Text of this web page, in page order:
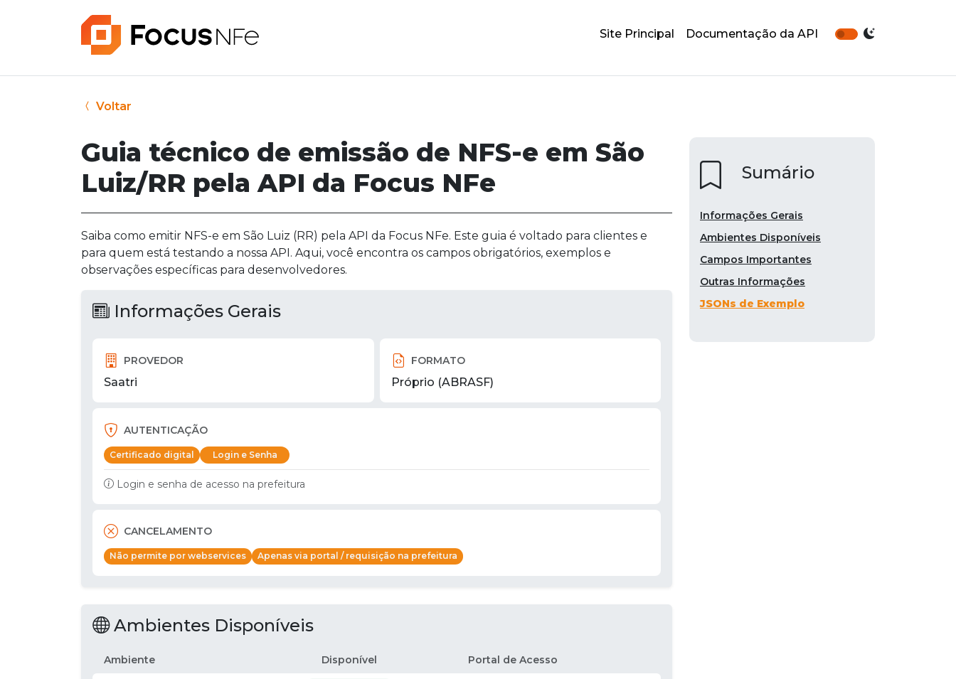
Site Principal Documentação da API
Voltar
Guia técnico de emissão de NFS-e em São
Luiz/RR pela API da Focus NFe
Saiba como emitir NFS-e em São Luiz (RR) pela API da Focus NFe. Este guia é voltado para clientes e
para quem está testando a nossa API. Aqui, você encontra os campos obrigatórios, exemplos e
observações específicas para desenvolvedores.
Informações Gerais
PROVEDOR
Saatri
FORMATO
Próprio (ABRASF)
AUTENTICAÇÃO
Certificado digital Login e Senha
Login e senha de acesso na prefeitura
CANCELAMENTO
Não permite por webservices Apenas via portal / requisição na prefeitura
Ambientes Disponíveis
Ambiente Disponível Portal de Acesso
Sumário
Informações Gerais
Ambientes Disponíveis
Campos Importantes
Outras Informações
JSONs de Exemplo